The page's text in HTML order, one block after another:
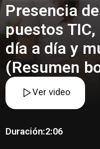
Presencia
puestos
día a día y
(Resumen
Ver video
Duración:2:06